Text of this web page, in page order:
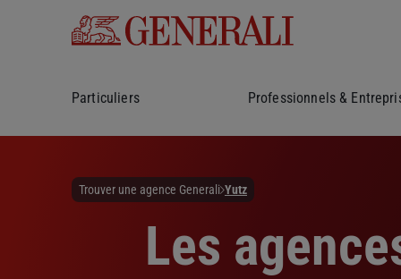
Particuliers Professionnels &
Trouver une agence Generali Yutz
Les